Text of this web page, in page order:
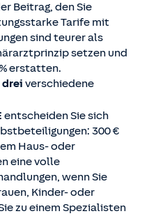
Beitrag, den Sie
Tarife mit
sind teurer als
setzen und
erstatten.
drei verschiedene
entscheiden Sie sich
300 €
Haus- oder
eine volle
wenn Sie
Kinder- oder
zu einem Spezialisten